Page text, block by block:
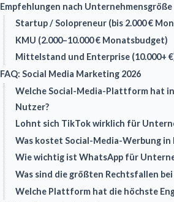
Empfehlungen nach Unternehmensgröße
Startup / Solopreneur (bis 2.000 €
KMU (2.000–10.000 € Monatsbudget)
Mittelstand und Enterprise (10.000+
FAQ: Social Media Marketing 2026
Welche Social-Media-Plattform hat
Nutzer?
Lohnt sich TikTok wirklich für
Was kostet Social-Media-Werbung in
Wie wichtig ist WhatsApp für
Was sind die größten Rechtsfallen bei
Welche Plattform hat die höchste